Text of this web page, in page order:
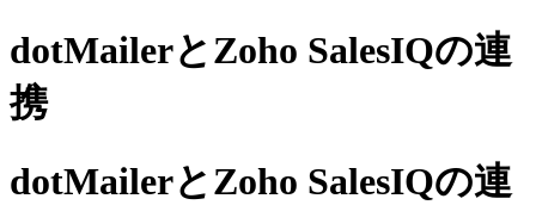
dotMailerとZoho SalesIQの連
携
dotMailerとZoho SalesIQの連